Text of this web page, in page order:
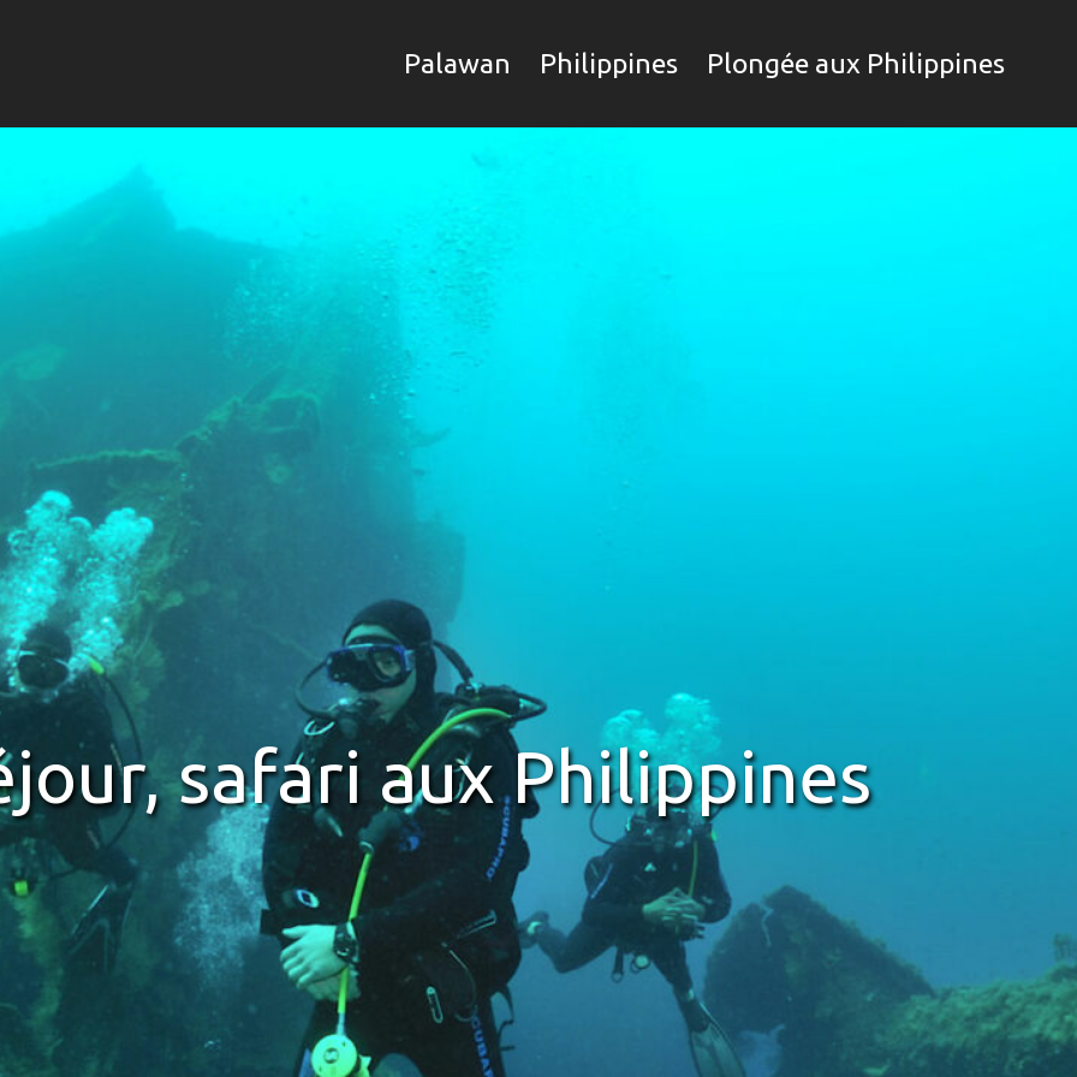
Palawan Philippines Plongée aux Philippines
aux philippines